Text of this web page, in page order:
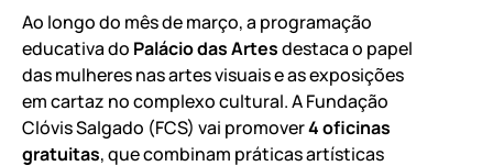
Ao longo do mês de março, a programação
educativa do Palácio das Artesdestaca o papel
das mulheres nas artes visuais e as exposições
em cartaz no complexo cultural. A Fundação
Clóvis Salgado (FCS) vai promover4 oficinas
gratuitas, que combinam práticas artísticas